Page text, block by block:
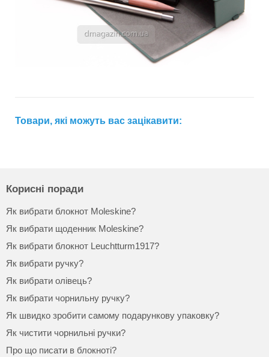
Товари, які можуть вас зацікавити:
Корисні поради
Як вибрати блокнот Moleskine?
Як вибрати щоденник Moleskine?
Як вибрати блокнот Leuchtturm1917?
Як вибрати ручку?
Як вибрати олівець?
Як вибрати чорнильну ручку?
Як швидко зробити самому подарункову упаковку?
Як чистити чорнильні ручки?
Про що писати в блокноті?